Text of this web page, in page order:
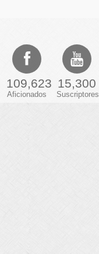
109,623
Aficionados
15,300
Suscriptores